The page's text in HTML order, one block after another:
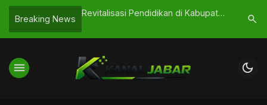
Breaking News
Terbatas!
Revitalisasi Pendidikan di Kabupaten
Berubah di Sekolah?
Kejari
search
menu dark_mode